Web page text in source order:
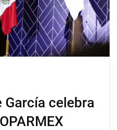
García celebra